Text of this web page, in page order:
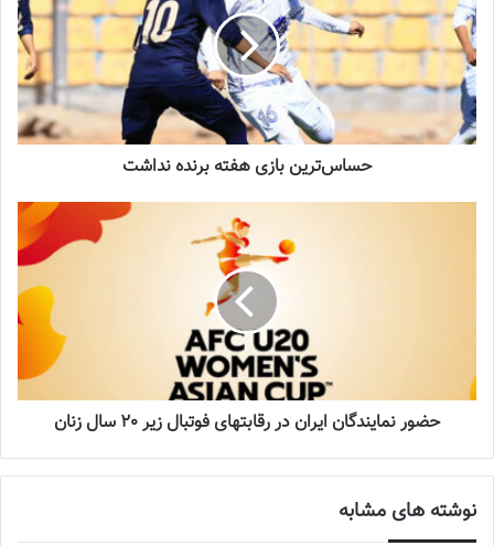
نوشته های مشابه
شماره 772 روزنامه فوتبالز منتشر شد
2022-12-16
شماره 1054 روزنامه فوتبالز منتشر شد
2023-12-25
2023-06-14
شماره 918 روزنامه فوتبالز منتشر شد
حساس‌ترین بازی هفته برنده نداشت
حضور نمایندگان ایران در رقابتهای فوتبال زیر 20 سال زنان
نوشته های مشابه